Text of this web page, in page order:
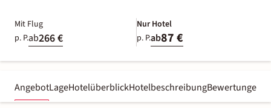
Mit Flug
p. P.ab266 €
Nur Hotel
p. P.ab87 €
AngebotLageHotelüberblickHotelbeschreibungBewertungen